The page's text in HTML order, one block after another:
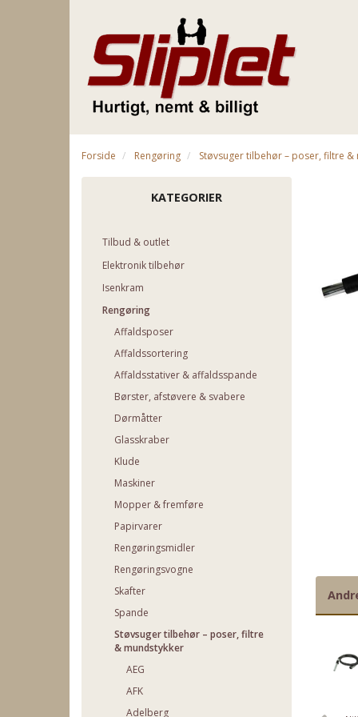
Forside Rengøring Støvsuger tilbehør – poser, filtre &
KATEGORIER
Tilbud & outlet
Elektronik tilbehør
Isenkram
Rengøring
Affaldsposer
Affaldssortering
Affaldsstativer & affaldsspande
Børster, afstøvere & svabere
Dørmåtter
Glasskraber
Klude
Maskiner
Mopper & fremføre
Papirvarer
Rengøringsmidler
Rengøringsvogne
Skafter
Spande
Støvsuger tilbehør – poser, filtre
& mundstykker
AEG
AFK
Adelberg